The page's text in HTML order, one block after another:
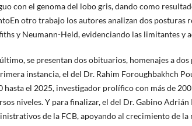
con el genoma del lobo gris, dando como
otro trabajo los autores analizan dos posturas
y Neumann-Held, evidenciando las limitantes y
se presentan dos obituarios, homenajes a
instancia, el del Dr. Rahim Foroughbakhch
hasta el 2025, investigador prolífico con más de
niveles. Y para finalizar, el del Dr. Gabino
de la FCB, apoyando al crecimiento de